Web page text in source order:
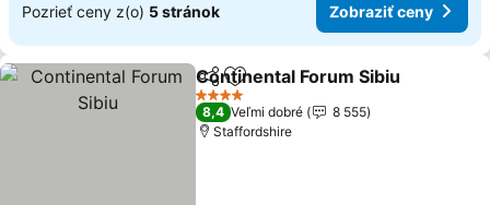
Pozrieť ceny z(o) 5 stránok Zobraziť ceny
ZdieľaťPridať do obľúbených
Continental Forum Sibiu
4 Počet hviezdičiek
8,4 Veľmi dobré
8 555
Staffordshire